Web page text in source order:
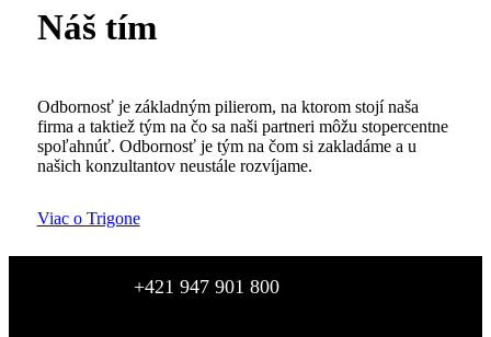
Náš tím
Odbornosť je základným pilierom, na ktorom stojí naša
firma a taktiež tým na čo sa naši partneri môžu stopercentne
spoľahnúť. Odbornosť je tým na čom si zakladáme a u
našich konzultantov neustále rozvíjame.
Viac o Trigone
+421 947 901 800